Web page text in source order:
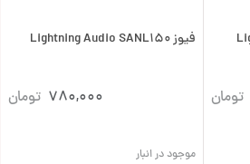
تومان
فیوز Lightning Audio SANL150
780,000 تومان
موجود در انبار